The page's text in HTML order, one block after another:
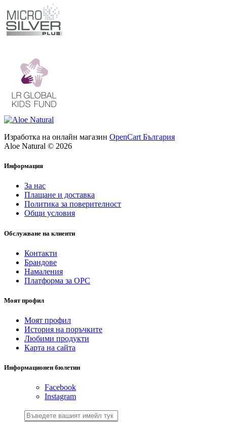
Изработка на онлайн магазин OpenCart България
Aloe Natural © 2026
Информация
За нас
Плащане и доставка
Политика за поверителност
Общи условия
Обслужване на клиенти
Контакти
Брандове
Намаления
Платформа за ОРС
Моят профил
Моят профил
История на поръчките
Любими продукти
Карта на сайта
Информационен бюлетин
Facebook
Instagram